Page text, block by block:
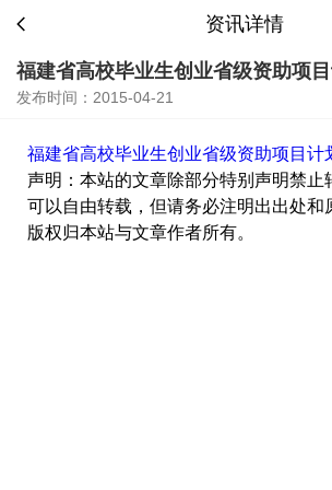
资讯详情
福建省高校毕业生创业省级资助项
发布时间：2015-04-21
福建省高校毕业生创业省级资助项目计
声明：本站的文章除部分特别声明禁止
可以自由转载，但请务必注明出出处和
版权归本站与文章作者所有。